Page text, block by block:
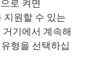
로 켜면
지원할 수 있는
기에서 계속해
형을 선택하십